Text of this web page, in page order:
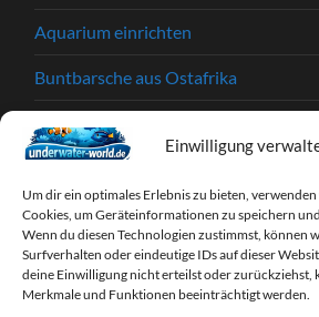
Einwilligung
Um dir ein optimales Erlebnis zu bieten,
Cookies, um Geräteinformationen zu speichern
Wenn du diesen Technologien zustimmst, können
Surfverhalten oder eindeutige IDs auf dieser
deine Einwilligung nicht erteilst oder zurückziehst,
Merkmale und Funktionen beeinträchtigt werden.
Aquarium einrichten
Buntbarsche aus Ostafrika
Einkaufstipps
Krankheiten und Parasiten
Partnerprogramme
Tipps & Tricks